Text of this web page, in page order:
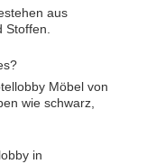
aus
Möbel von
wie schwarz,
in